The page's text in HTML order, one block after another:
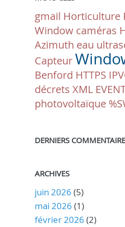
gmail Horticulture
Window caméras
Azimuth eau
Capteur
Benford HTTPS
décrets XML
photovoltaïque
DERNIERS
ARCHIVES
juin 2026 (5)
mai 2026 (1)
février 2026 (2)